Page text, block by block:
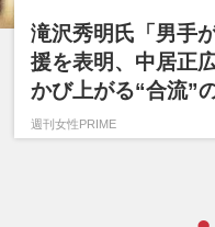
滝沢秀明氏「男手
援を表明、中居正
かび上がる“合流”
週刊女性PRIME